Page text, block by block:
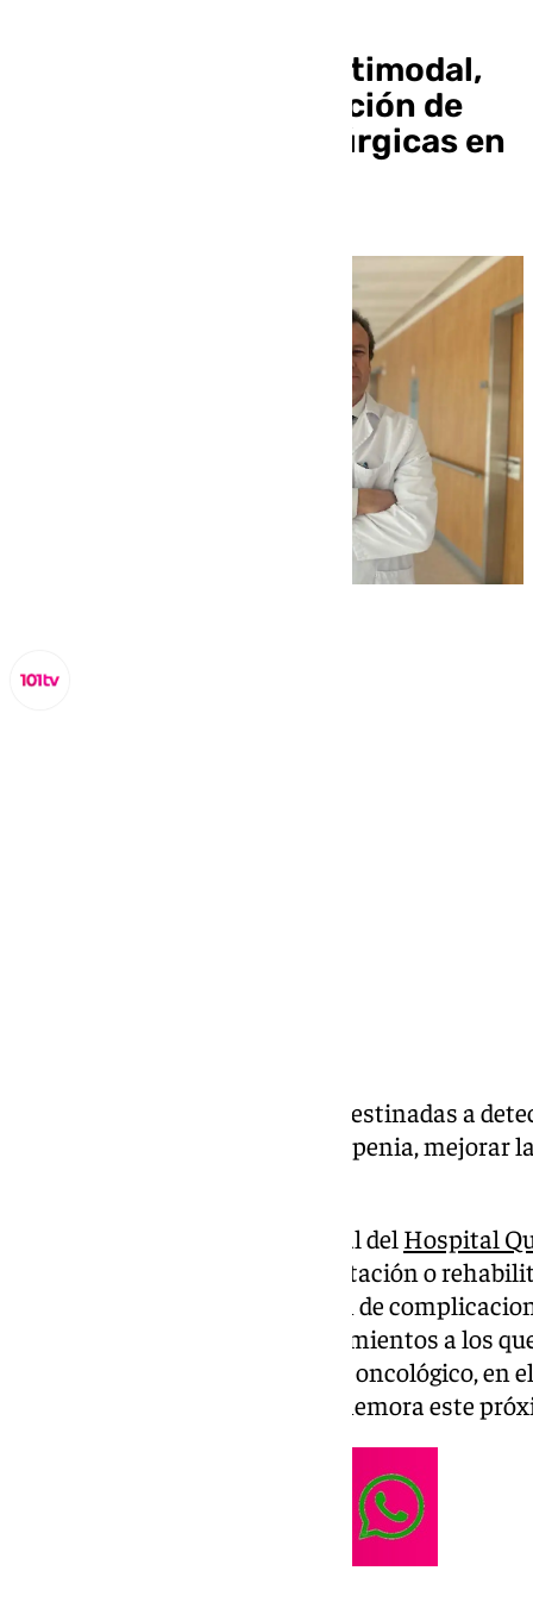
La rehabilitación multimodal,
clave para la disminución de
complicaciones quirúrgicas en
Supone una serie de prácticas destinadas a
de riesgo como la anemia, sarcopenia,
La Unidad de Cirugía Colorrectal del Hospital
Sevilla, apuesta por la prehabilitación o
fundamental en la disminución de
respuesta a los diferentes tratamientos a los
enfrentarse durante su proceso oncológico,
el Cáncer de Colon, que se conmemora este